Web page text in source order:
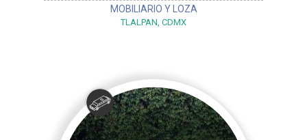
MOBILIARIO Y LOZA
TLALPAN, CDMX